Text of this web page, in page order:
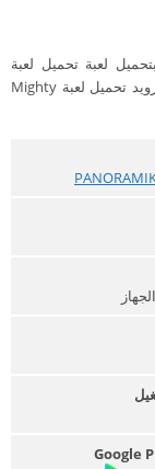
لعبة تحميل لعبة
Mighty Party الآن مجاناً من Mod Apkdaroid ابك دارويد تحميل لعبة Mighty